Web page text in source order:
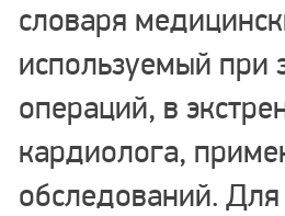
словаря
используемый при
операций, в
кардиолога,
обследований.